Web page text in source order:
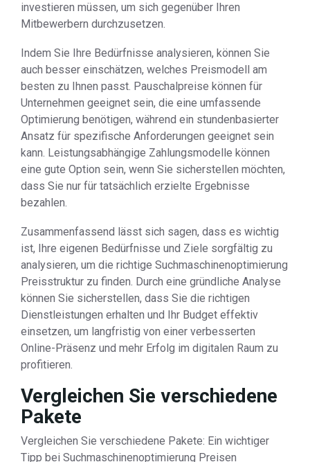
investieren müssen, um sich gegenüber Ihren
Mitbewerbern durchzusetzen.
Indem Sie Ihre Bedürfnisse analysieren, können Sie
auch besser einschätzen, welches Preismodell am
besten zu Ihnen passt. Pauschalpreise können für
Unternehmen geeignet sein, die eine umfassende
Optimierung benötigen, während ein stundenbasierter
Ansatz für spezifische Anforderungen geeignet sein
kann. Leistungsabhängige Zahlungsmodelle können
eine gute Option sein, wenn Sie sicherstellen möchten,
dass Sie nur für tatsächlich erzielte Ergebnisse
bezahlen.
Zusammenfassend lässt sich sagen, dass es wichtig
ist, Ihre eigenen Bedürfnisse und Ziele sorgfältig zu
analysieren, um die richtige Suchmaschinenoptimierung
Preisstruktur zu finden. Durch eine gründliche Analyse
können Sie sicherstellen, dass Sie die richtigen
Dienstleistungen erhalten und Ihr Budget effektiv
einsetzen, um langfristig von einer verbesserten
Online-Präsenz und mehr Erfolg im digitalen Raum zu
profitieren.
Vergleichen Sie verschiedene
Pakete
Vergleichen Sie verschiedene Pakete: Ein wichtiger
Tipp bei Suchmaschinenoptimierung Preisen